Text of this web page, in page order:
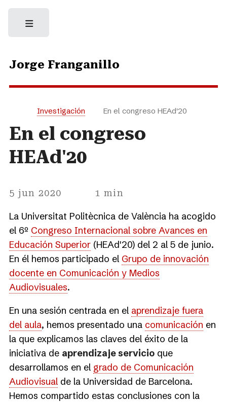
Jorge Franganillo
Investigación En el congreso HEAd'20
En el congreso
HEAd'20
5 jun 2020 1 min
La Universitat Politècnica de València ha acogido
el 6º Congreso Internacional sobre Avances en
Educación Superior (HEAd'20) del 2 al 5 de junio.
En él hemos participado el Grupo de innovación
docente en Comunicación y Medios
Audiovisuales.
En una sesión centrada en el aprendizaje fuera
del aula, hemos presentado una comunicación en
la que explicamos las claves del éxito de la
iniciativa de aprendizaje servicio que
desarrollamos en el grado de Comunicación
Audiovisual de la Universidad de Barcelona.
Hemos compartido estas conclusiones con la